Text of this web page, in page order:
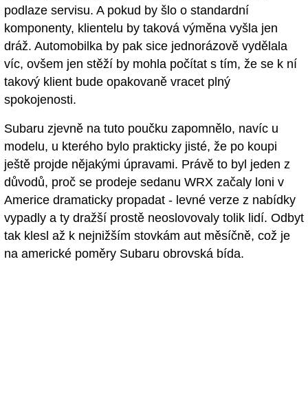
podlaze servisu. A pokud by šlo o standardní
komponenty, klientelu by taková výměna vyšla jen
dráž. Automobilka by pak sice jednorázově vydělala
víc, ovšem jen stěží by mohla počítat s tím, že se k ní
takový klient bude opakovaně vracet plný
spokojenosti.
Subaru zjevně na tuto poučku zapomnělo, navíc u
modelu, u kterého bylo prakticky jisté, že po koupi
ještě projde nějakými úpravami. Právě to byl jeden z
důvodů, proč se prodeje sedanu WRX začaly loni v
Americe dramaticky propadat - levné verze z nabídky
vypadly a ty dražší prostě neoslovovaly tolik lidí. Odbyt
tak klesl až k nejnižším stovkám aut měsíčně, což je
na americké poměry Subaru obrovská bída.